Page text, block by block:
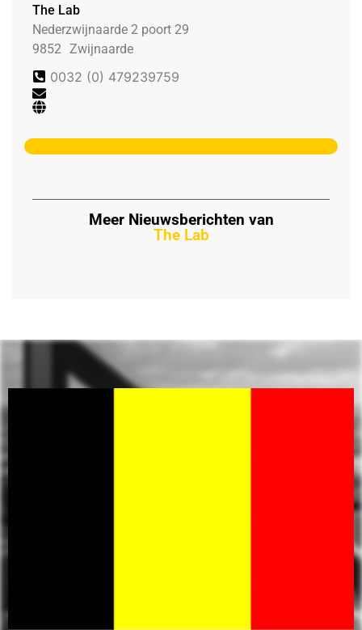
The Lab
Nederzwijnaarde 2 poort 29
9852 Zwijnaarde
0032 (0) 479239759
Meer Nieuwsberichten van
The Lab